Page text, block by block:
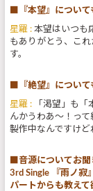
■『本望』について
星羅 : 本望はいつも
もありがとう、こ
す。
■『絶望』について
星羅 :
「渇望」も
んかうわあ〜！っ
製作中なんですけど
■音源についてお
3rd Single 『雨ノ寂
パートからも教えて